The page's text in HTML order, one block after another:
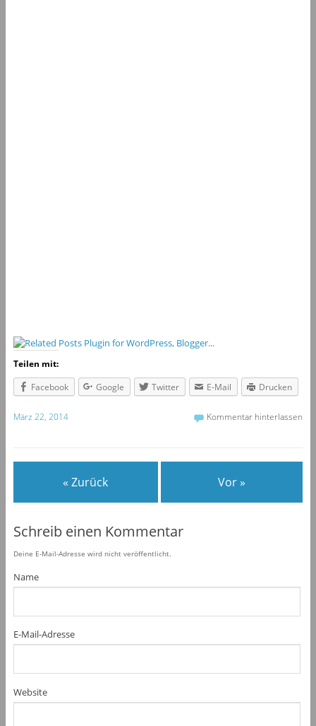
Teilen mit:
Facebook
Google Twitter E-Mail Drucken
März 22, 2014 Kommentar hinterlassen
« Zurück Vor »
Schreib einen Kommentar
Deine E-Mail-Adresse wird nicht veröffentlicht.
Name
E-Mail-Adresse
Website